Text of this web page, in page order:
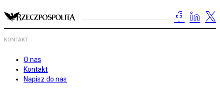
KONTAKT
O nas
Kontakt
Napisz do nas